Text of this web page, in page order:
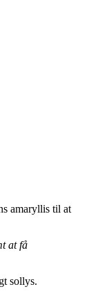
amaryllis til at
at få
sollys.